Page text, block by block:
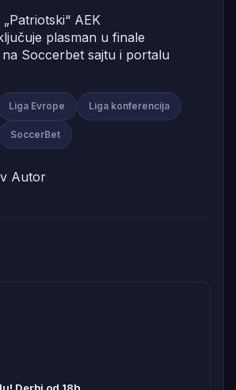
AEK
plasman u finale
Soccerbet sajtu i portalu
Liga Evrope Liga konferencija
SoccerBet
Autor